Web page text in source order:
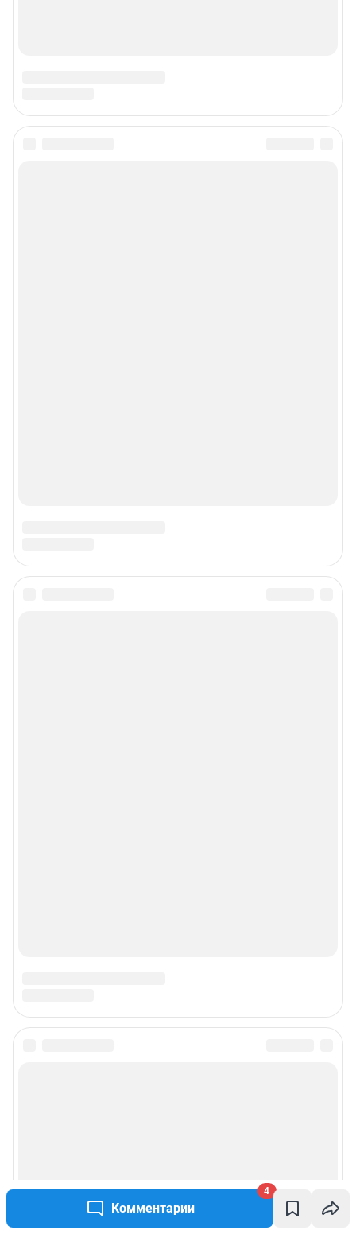
Комментарии
4